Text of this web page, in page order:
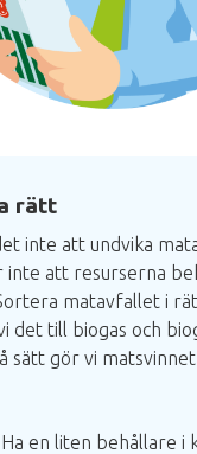
rätt
inte att undvika
inte att resurserna
matavfallet i
det till biogas och
sätt gör vi
Ha en liten behållare i